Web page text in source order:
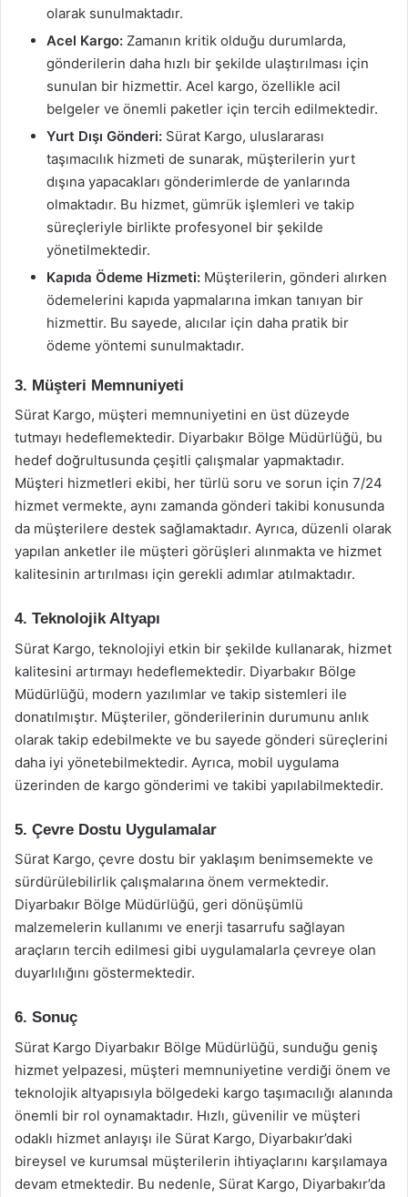
olarak sunulmaktadır.
Acel Kargo: Zamanın kritik olduğu durumlarda,
gönderilerin daha hızlı bir şekilde ulaştırılması için
sunulan bir hizmettir. Acel kargo, özellikle acil
belgeler ve önemli paketler için tercih edilmektedir.
Yurt Dışı Gönderi: Sürat Kargo, uluslararası
taşımacılık hizmeti de sunarak, müşterilerin yurt
dışına yapacakları gönderimlerde de yanlarında
olmaktadır. Bu hizmet, gümrük işlemleri ve takip
süreçleriyle birlikte profesyonel bir şekilde
yönetilmektedir.
Kapıda Ödeme Hizmeti: Müşterilerin, gönderi alırken
ödemelerini kapıda yapmalarına imkan tanıyan bir
hizmettir. Bu sayede, alıcılar için daha pratik bir
ödeme yöntemi sunulmaktadır.
3. Müşteri Memnuniyeti
Sürat Kargo, müşteri memnuniyetini en üst düzeyde
tutmayı hedeflemektedir. Diyarbakır Bölge Müdürlüğü, bu
hedef doğrultusunda çeşitli çalışmalar yapmaktadır.
Müşteri hizmetleri ekibi, her türlü soru ve sorun için 7/24
hizmet vermekte, aynı zamanda gönderi takibi konusunda
da müşterilere destek sağlamaktadır. Ayrıca, düzenli olarak
yapılan anketler ile müşteri görüşleri alınmakta ve hizmet
kalitesinin artırılması için gerekli adımlar atılmaktadır.
4. Teknolojik Altyapı
Sürat Kargo, teknolojiyi etkin bir şekilde kullanarak, hizmet
kalitesini artırmayı hedeflemektedir. Diyarbakır Bölge
Müdürlüğü, modern yazılımlar ve takip sistemleri ile
donatılmıştır. Müşteriler, gönderilerinin durumunu anlık
olarak takip edebilmekte ve bu sayede gönderi süreçlerini
daha iyi yönetebilmektedir. Ayrıca, mobil uygulama
üzerinden de kargo gönderimi ve takibi yapılabilmektedir.
5. Çevre Dostu Uygulamalar
Sürat Kargo, çevre dostu bir yaklaşım benimsemekte ve
sürdürülebilirlik çalışmalarına önem vermektedir.
Diyarbakır Bölge Müdürlüğü, geri dönüşümlü
malzemelerin kullanımı ve enerji tasarrufu sağlayan
araçların tercih edilmesi gibi uygulamalarla çevreye olan
duyarlılığını göstermektedir.
6. Sonuç
Sürat Kargo Diyarbakır Bölge Müdürlüğü, sunduğu geniş
hizmet yelpazesi, müşteri memnuniyetine verdiği önem ve
teknolojik altyapısıyla bölgedeki kargo taşımacılığı alanında
önemli bir rol oynamaktadır. Hızlı, güvenilir ve müşteri
odaklı hizmet anlayışı ile Sürat Kargo, Diyarbakır’daki
bireysel ve kurumsal müşterilerin ihtiyaçlarını karşılamaya
devam etmektedir. Bu nedenle, Sürat Kargo, Diyarbakır’da